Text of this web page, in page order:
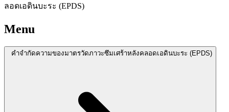
ลอดเอดินบะระ (EPDS)
Menu
คำจำกัดความของมาตรวัดภาวะซึมเศร้าหลังคลอดเอดินบะระ (EPDS)